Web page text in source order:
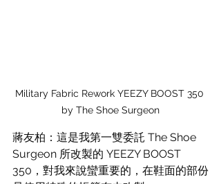
Military Fabric Rework YEEZY BOOST 350
by The Shoe Surgeon
蔣友柏：這是我第一雙委託 The Shoe
Surgeon 所改製的 YEEZY BOOST
350，對我來說蠻重要的，在鞋面的部份